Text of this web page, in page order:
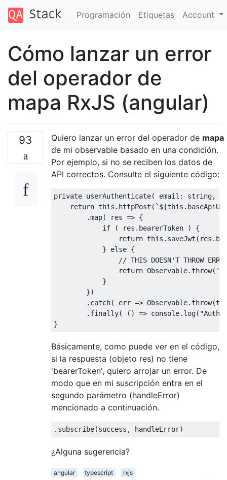
Programación Etiquetas Account
Cómo lanzar un error
del operador de
mapa RxJS (angular)
93 Quiero lanzar un error del operador de mapa
de mi observable basado en una condición.
Por ejemplo, si no se reciben los datos de
API correctos. Consulte el siguiente código:
private userAuthenticate( email: string,
return this .httpPost( ` ${this
        .map(
res => {
if ( res.bearerToken ) {
return this
            }
else {
// THIS DOESN'T THROW
return Observable.throw(
            }
        })
        .catch(
err => Observable.throw(
        .finally(
() => console.log(
Básicamente, como puede ver en el código,
si la respuesta (objeto res) no tiene
'bearerToken', quiero arrojar un error. De
modo que en mi suscripción entra en el
segundo parámetro (handleError)
mencionado a continuación.
¿Alguna sugerencia?
angular typescript
rxjs